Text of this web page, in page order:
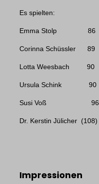
Es spielten:
Emma Stolp 86
Corinna Schüssler 89
Lotta Weesbach 90
Ursula Schink 90
Susi Voß 96
Dr. Kerstin Jülicher (108)
Impressionen